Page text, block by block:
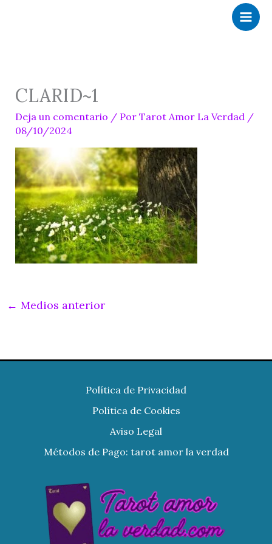
CLARID~1
Deja un comentario / Por Tarot Amor La Verdad /
08/10/2024
← Medios anterior
Política de Privacidad
Política de Cookies
Aviso Legal
Métodos de Pago: tarot amor la verdad